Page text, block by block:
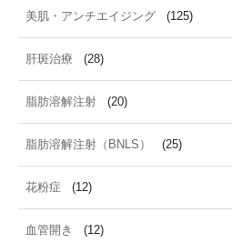
美肌・アンチエイジング (125)
肝斑治療 (28)
脂肪溶解注射 (20)
脂肪溶解注射（BNLS） (25)
花粉症 (12)
血管開き (12)